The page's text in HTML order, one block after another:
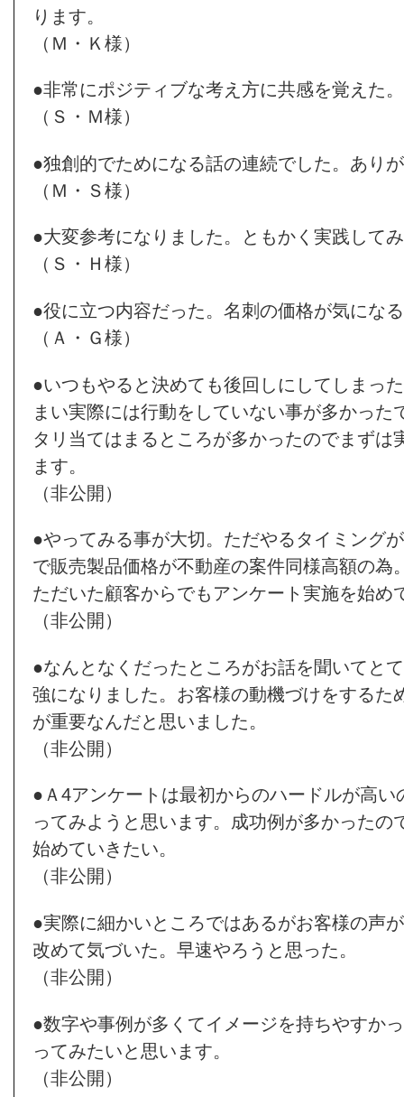
ります。
（Ｍ・Ｋ様）
●非常にポジティブな考え方に共感を覚えた
（Ｓ・Ｍ様）
●独創的でためになる話の連続でした。あり
（Ｍ・Ｓ様）
●大変参考になりました。ともかく実践して
（Ｓ・Ｈ様）
●役に立つ内容だった。名刺の価格が気にな
（Ａ・Ｇ様）
●いつもやると決めても後回しにしてしまっ
まい実際には行動をしていない事が多かった
タリ当てはまるところが多かったのでまずは
ます。
（非公開）
●やってみる事が大切。ただやるタイミング
で販売製品価格が不動産の案件同様高額の為
ただいた顧客からでもアンケート実施を始め
（非公開）
●なんとなくだったところがお話を聞いてと
強になりました。お客様の動機づけをするた
が重要なんだと思いました。
（非公開）
●Ａ4アンケートは最初からのハードルが高い
ってみようと思います。成功例が多かったの
始めていきたい。
（非公開）
●実際に細かいところではあるがお客様の声
改めて気づいた。早速やろうと思った。
（非公開）
●数字や事例が多くてイメージを持ちやすか
ってみたいと思います。
（非公開）